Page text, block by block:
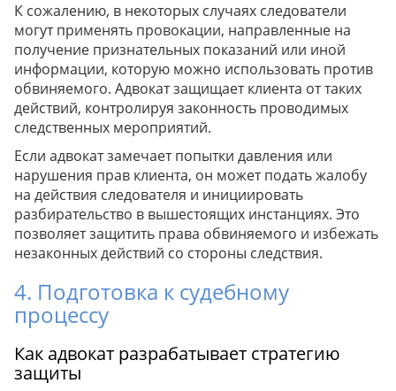
К сожалению, в некоторых случаях следователи
могут применять провокации, направленные на
получение признательных показаний или иной
информации, которую можно использовать против
обвиняемого. Адвокат защищает клиента от таких
действий, контролируя законность проводимых
следственных мероприятий.
Если адвокат замечает попытки давления или
нарушения прав клиента, он может подать жалобу
на действия следователя и инициировать
разбирательство в вышестоящих инстанциях. Это
позволяет защитить права обвиняемого и избежать
незаконных действий со стороны следствия.
4. Подготовка к судебному
процессу
Как адвокат разрабатывает стратегию
защиты